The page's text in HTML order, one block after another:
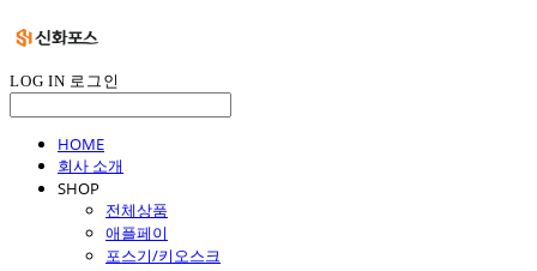
LOG IN 로그인
HOME
회사 소개
SHOP
전체상품
애플페이
포스기/키오스크